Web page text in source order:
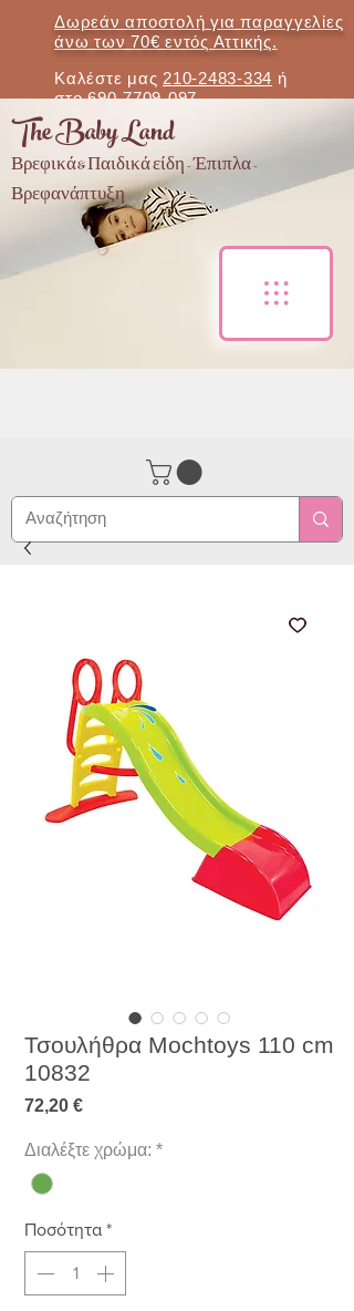
Δωρεάν αποστολή για παραγγελίες
άνω των 70€ εντός Αττικής.
Καλέστε μας 210-2483-334 ή
στο690-7709-097
The Baby Land
Βρεφικά & Παιδικά είδη - Έπιπλα -
Βρεφανάπτυξη
Τσουλήθρα Mochtoys 110 cm
10832
72,20 €Τιμή
Διαλέξτε χρώμα: *
Ποσότητα *